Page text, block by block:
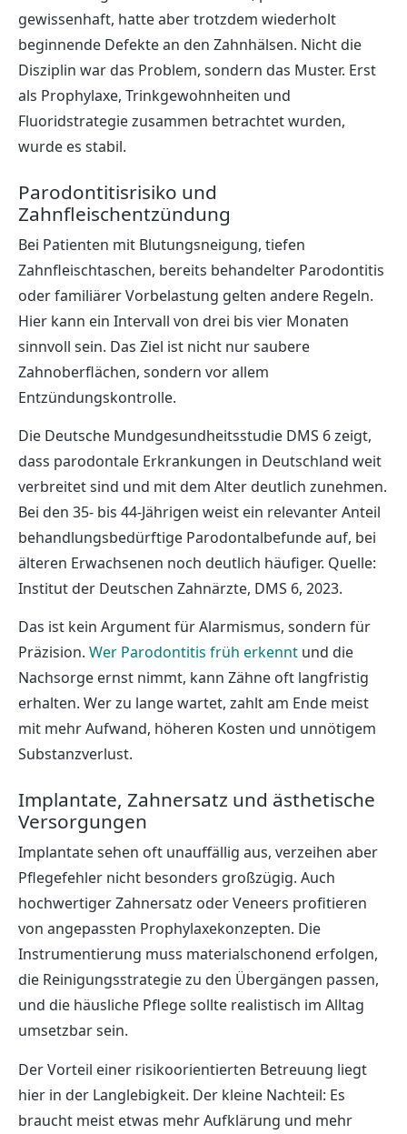
gewissenhaft, hatte aber trotzdem wiederholt
beginnende Defekte an den Zahnhälsen. Nicht die
Disziplin war das Problem, sondern das Muster. Erst
als Prophylaxe, Trinkgewohnheiten und
Fluoridstrategie zusammen betrachtet wurden,
wurde es stabil.
Parodontitisrisiko und
Zahnfleischentzündung
Bei Patienten mit Blutungsneigung, tiefen
Zahnfleischtaschen, bereits behandelter Parodontitis
oder familiärer Vorbelastung gelten andere Regeln.
Hier kann ein Intervall von drei bis vier Monaten
sinnvoll sein. Das Ziel ist nicht nur saubere
Zahnoberflächen, sondern vor allem
Entzündungskontrolle.
Die Deutsche Mundgesundheitsstudie DMS 6 zeigt,
dass parodontale Erkrankungen in Deutschland weit
verbreitet sind und mit dem Alter deutlich zunehmen.
Bei den 35- bis 44-Jährigen weist ein relevanter Anteil
behandlungsbedürftige Parodontalbefunde auf, bei
älteren Erwachsenen noch deutlich häufiger. Quelle:
Institut der Deutschen Zahnärzte, DMS 6, 2023.
Das ist kein Argument für Alarmismus, sondern für
Präzision. Wer Parodontitis früh erkennt und die
Nachsorge ernst nimmt, kann Zähne oft langfristig
erhalten. Wer zu lange wartet, zahlt am Ende meist
mit mehr Aufwand, höheren Kosten und unnötigem
Substanzverlust.
Implantate, Zahnersatz und ästhetische
Versorgungen
Implantate sehen oft unauffällig aus, verzeihen aber
Pflegefehler nicht besonders großzügig. Auch
hochwertiger Zahnersatz oder Veneers profitieren
von angepassten Prophylaxekonzepten. Die
Instrumentierung muss materialschonend erfolgen,
die Reinigungsstrategie zu den Übergängen passen,
und die häusliche Pflege sollte realistisch im Alltag
umsetzbar sein.
Der Vorteil einer risikoorientierten Betreuung liegt
hier in der Langlebigkeit. Der kleine Nachteil: Es
braucht meist etwas mehr Aufklärung und mehr